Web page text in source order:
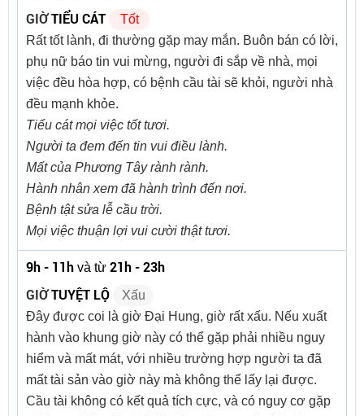
GIỜTIỂU CÁT
Tốt
Rất tốt lành, đi thường gặp may mắn. Buôn bán có lời,
phụ nữ báo tin vui mừng, người đi sắp về nhà, mọi
việc đều hòa hợp, có bệnh cầu tài sẽ khỏi, người nhà
đều mạnh khỏe.
Tiểu cát mọi việc tốt tươi.
Người ta đem đến tin vui điều lành.
Mất của Phương Tây rành rành.
Hành nhân xem đã hành trình đến nơi.
Bệnh tật sửa lễ cầu trời.
Mọi việc thuận lợi vui cười thật tươi.
9h - 11h và từ 21h - 23h
GIỜTUYỆT LỘ
Xấu
Đây được coi là giờ Đại Hung, giờ rất xấu. Nếu xuất
hành vào khung giờ này có thể gặp phải nhiều nguy
hiểm và mất mát, với nhiều trường hợp người ta đã
mất tài sản vào giờ này mà không thể lấy lại được.
Cầu tài không có kết quả tích cực, và có nguy cơ gặp